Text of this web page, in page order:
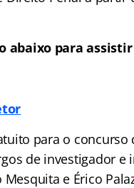
para assistir
para o concurso
de investigador e
e Érico